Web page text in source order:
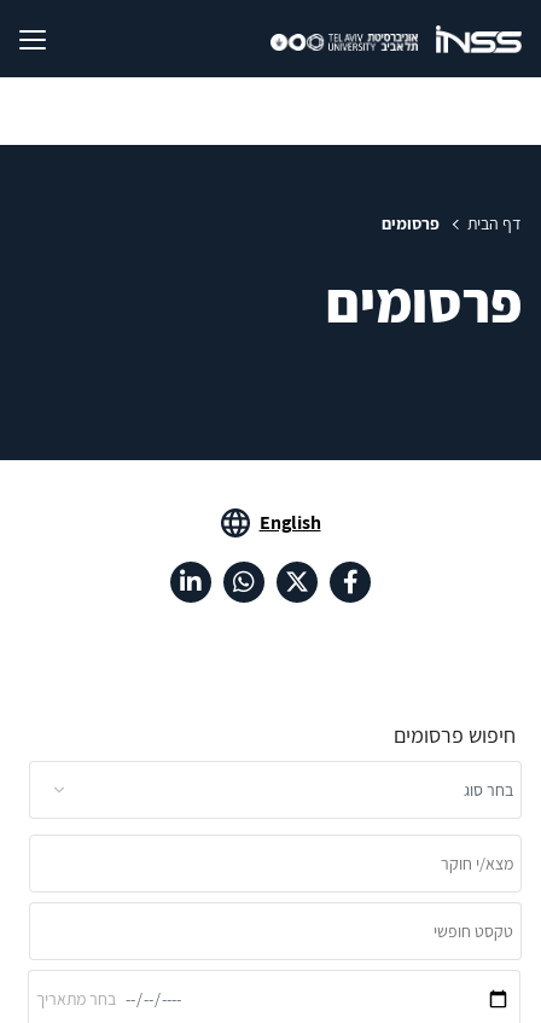
דף הבית פרסומים
פרסומים
English
חיפוש פרסומים